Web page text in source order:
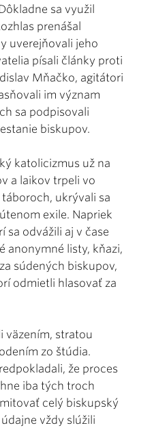
sa využil
prenášal
uverejňovali jeho
písali články proti
Mňačko, agitátori
im význam
sa podpisovali
biskupov.
katolicizmus už na
a laikov trpeli vo
ukrývali sa
exile. Napriek
sa odvážili aj v čase
anonymné listy, kňazi,
súdených biskupov,
odmietli hlasovať za
väzením, stratou
zo štúdia.
že proces
iba tých troch
celý biskupský
vždy slúžili